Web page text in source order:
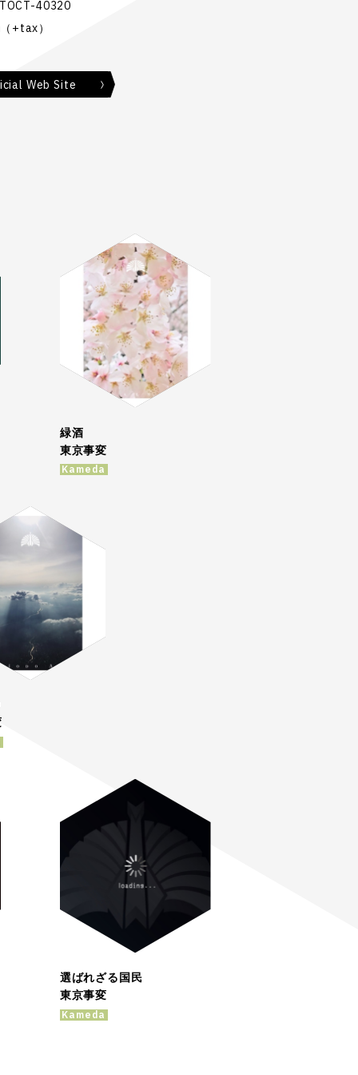
40320
+tax）
Web Site
緑酒
東京事変
Kameda
選ばれざる国民
東京事変
Kameda